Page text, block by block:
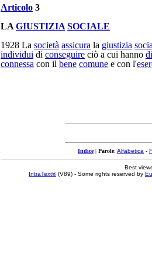
Articolo 3
LA GIUSTIZIA SOCIALE
1928 La società assicura la giustizia
individui di conseguire ciò a cui hanno
connessa con il bene comune e con l'
Indice| Parole: Alfabetica -
Best
IntraText®(V89) - Some rights reserved by